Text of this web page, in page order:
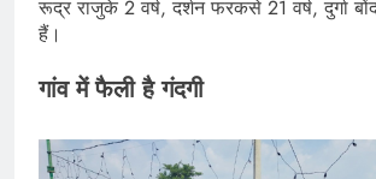
रूद्र राजुके 2 वर्ष, दर्शन फरकसे 21 वर्ष, दुर्गा
हैं।
गांव में फैली है गंदगी